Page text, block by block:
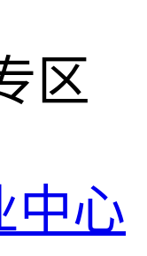
区
中心